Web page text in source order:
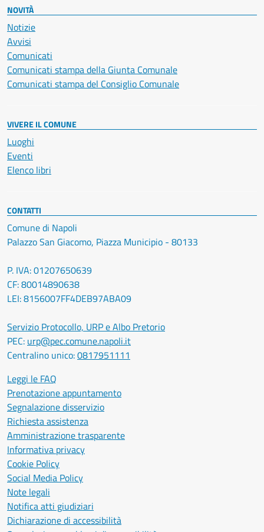
NOVITÀ
Notizie
Avvisi
Comunicati
Comunicati stampa della Giunta Comunale
Comunicati stampa del Consiglio Comunale
VIVERE IL COMUNE
Luoghi
Eventi
Elenco libri
CONTATTI
Comune di Napoli
Palazzo San Giacomo, Piazza Municipio - 80133
P. IVA: 01207650639
CF: 80014890638
LEI: 8156007FF4DEB97ABA09
Servizio Protocollo, URP e Albo Pretorio
PEC: urp@pec.comune.napoli.it
Centralino unico:0817951111
Leggi le FAQ
Prenotazione appuntamento
Segnalazione disservizio
Richiesta assistenza
Amministrazione trasparente
Informativa privacy
Cookie Policy
Social Media Policy
Note legali
Notifica atti giudiziari
Dichiarazione di accessibilità